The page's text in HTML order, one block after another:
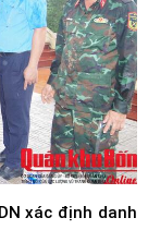
xác định danh